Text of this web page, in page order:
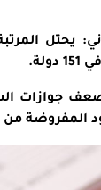
جوازات
المفروضة